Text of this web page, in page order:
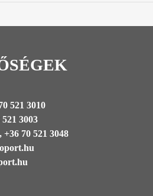
521 3010
521 3003
+36 70 521 3048
.hu